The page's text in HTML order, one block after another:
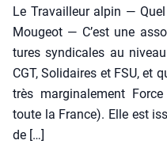
Le Tra­vailleur alpin —
Mou­geot — C’est une
tures syn­di­cales au
CGT, Soli­daires et FSU, et
très mar­gi­na­le­ment
toute la France). Elle est
de […]